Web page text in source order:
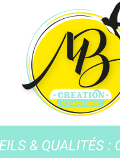
& QUALITÉS :